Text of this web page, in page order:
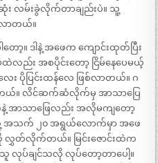
လမ်းခွဲလိုက်တာချည်းပဲ။ သူ့
ာတယ်။
။ ဒါနဲ့ အဖေက ကျောင်းထုတ်ပြီး
း အစပိုင်းတော့ ငြိမ်နေပေမယ့်
း ပိုပြင်းထန်လေ ဖြစ်လာတယ်။ ဂ
ယ်။ လိင်ဆက်ဆံလိုက်မှ အာသာပြေ
အာသာဖြေလည်း အလိုမကျတော့
သက် ၂၀ အရွယ်လောက်မှာ အဖေ
လွှတ်လိုက်တယ်။ မြင်းဇောင်းထဲက
လုပ်ချင်သလို လုပ်တော့တာပေါ့။